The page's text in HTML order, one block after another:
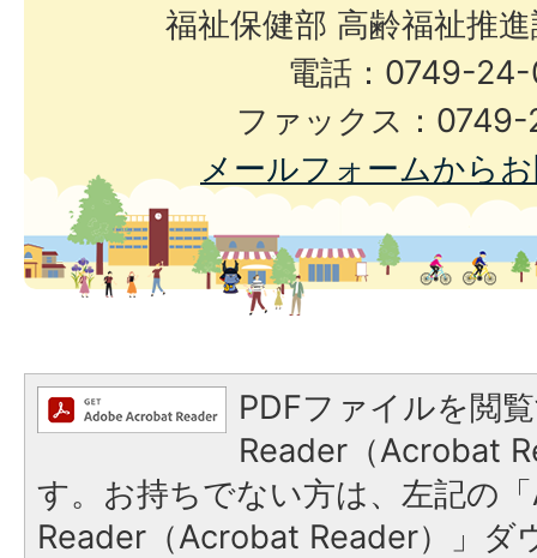
福祉保健部 高齢福祉推
電話：0749-
ファックス：
メールフォームから
PDFファイルを閲
Reader（Acrobat
す。お持ちでない方は、左記の
Reader（Acrobat Reader）」ダ